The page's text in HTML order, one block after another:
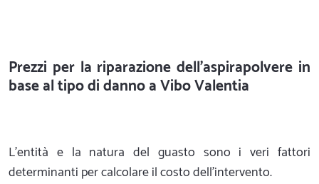
Prezzi per la riparazione dell'aspirapolvere in
base al tipo di danno a Vibo Valentia
L'entità e la natura del guasto sono i veri fattori
determinanti per calcolare il costo dell'intervento.